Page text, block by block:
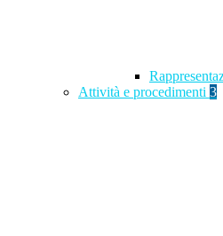
Attività e procedimenti 3